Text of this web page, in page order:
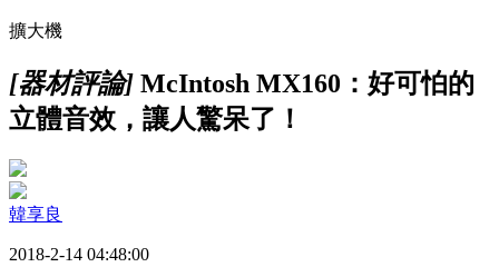
擴大機
[器材評論] McIntosh MX160：好可怕的
立體音效，讓人驚呆了！
韓享良
2018-2-14 04:48:00